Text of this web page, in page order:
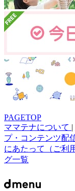
PAGETOP
ママテナについて |
プ・コンテンツ配
にあたって（ご利
グ一覧